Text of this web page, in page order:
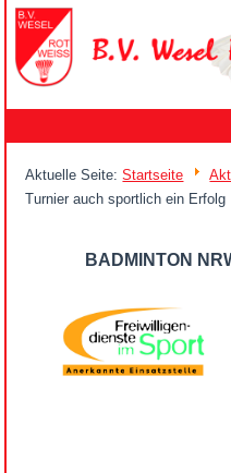
Aktuelle Seite:Startseite
Turnier auch sportlich ein Erfolg
BADMINTON